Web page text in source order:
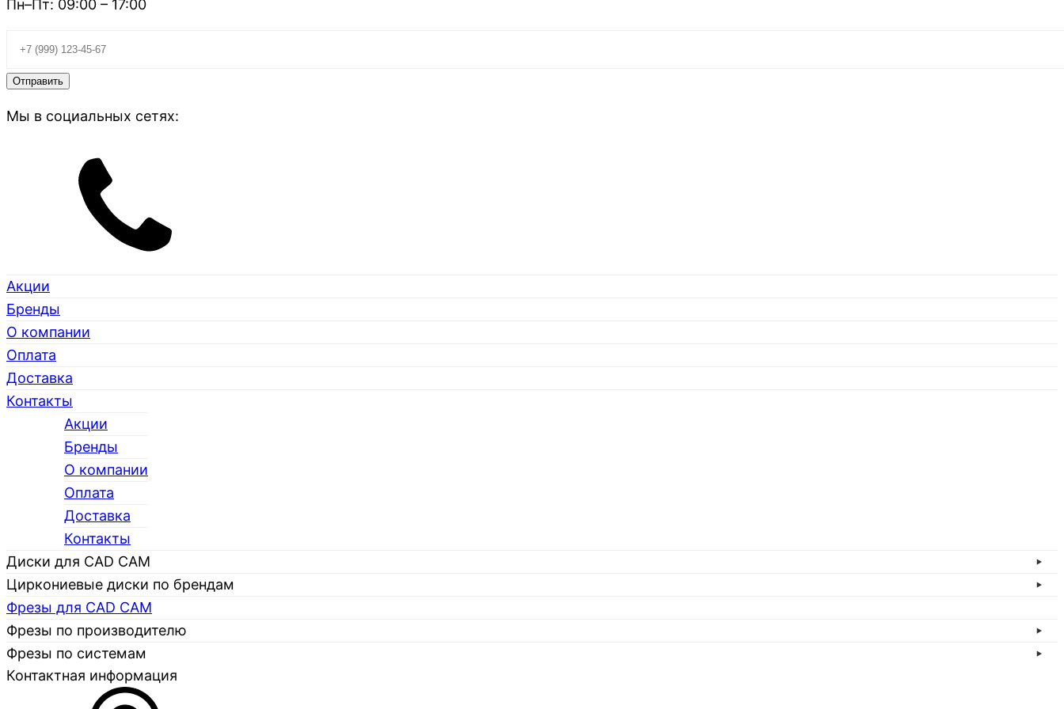
Пн–Пт: 09:00 – 17:00
Мы в социальных сетях:
Акции
Бренды
О компании
Оплата
Доставка
Контакты
Акции
Бренды
О компании
Оплата
Доставка
Контакты
Диски для CAD CAM
Циркониевые диски по брендам
Фрезы для CAD CAM
Фрезы по производителю
Фрезы по системам
Контактная информация